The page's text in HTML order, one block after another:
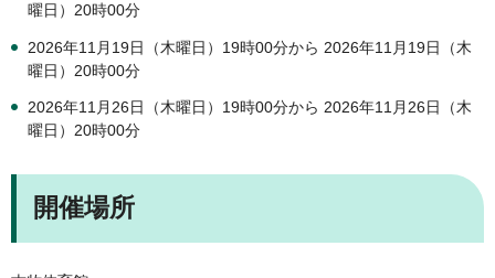
曜日）20時00分
2026年11月19日（木曜日）19時00分から 2026年11月19日（木
曜日）20時00分
2026年11月26日（木曜日）19時00分から 2026年11月26日（木
曜日）20時00分
開催場所